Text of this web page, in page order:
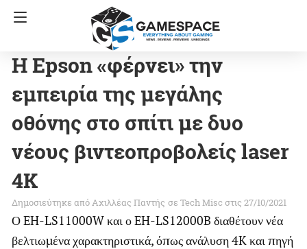
Η Epson «φέρνει» την
εμπειρία της μεγάλης
οθόνης στο σπίτι με δυο
νέους βιντεοπροβολείς laser
4K
Αχιλλέας Παντής σε Tech Misc στις 27/10/2021
Ο EH-LS11000W και ο EH-LS12000B διαθέτουν νέα
βελτιωμένα χαρακτηριστικά, όπως ανάλυση 4K και πηγή